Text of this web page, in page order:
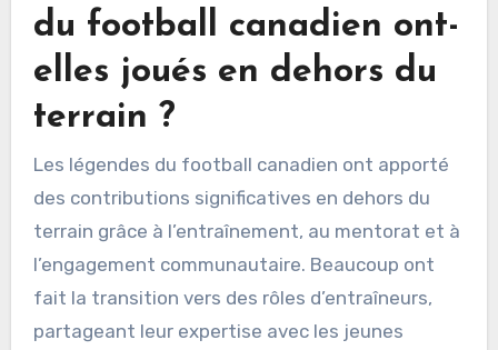
du football canadien ont-
elles joués en dehors du
terrain ?
Les légendes du football canadien ont apporté
des contributions significatives en dehors du
terrain grâce à l’entraînement, au mentorat et à
l’engagement communautaire. Beaucoup ont
fait la transition vers des rôles d’entraîneurs,
partageant leur expertise avec les jeunes